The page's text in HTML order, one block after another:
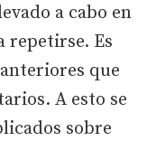
a cabo en
repetirse. Es
que
A esto se
sobre